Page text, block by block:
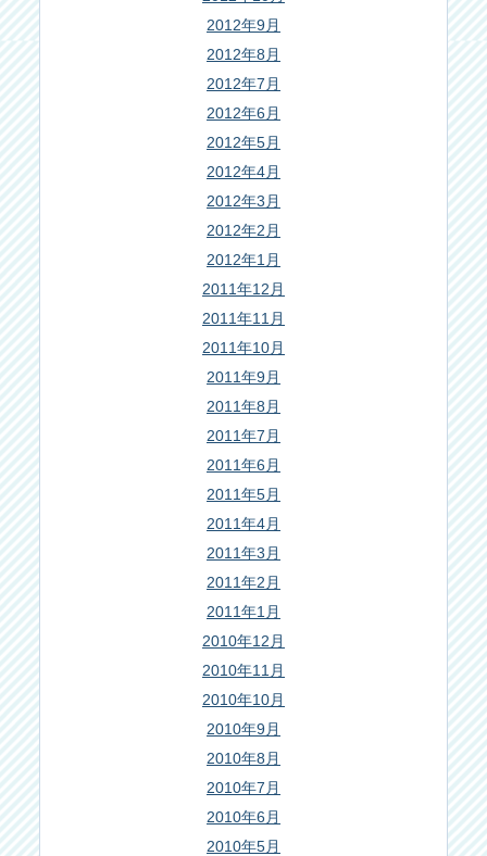
2012年9月
2012年8月
2012年7月
2012年6月
2012年5月
2012年4月
2012年3月
2012年2月
2012年1月
2011年12月
2011年11月
2011年10月
2011年9月
2011年8月
2011年7月
2011年6月
2011年5月
2011年4月
2011年3月
2011年2月
2011年1月
2010年12月
2010年11月
2010年10月
2010年9月
2010年8月
2010年7月
2010年6月
2010年5月